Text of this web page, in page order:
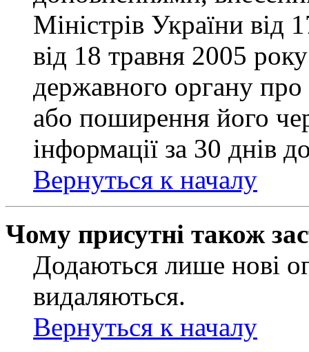
Міністрів України від
від 18 травня 2005
державного органу
або поширення його
інформації за 30 днів
Вернуться к началу
Чому присутні також
Додаються лише нові
видаляються.
Вернуться к началу